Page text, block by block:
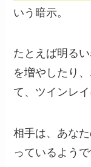
いう暗示。
たとえば明る
を増やしたり
て、ツインレ
相手は、あな
っているようで